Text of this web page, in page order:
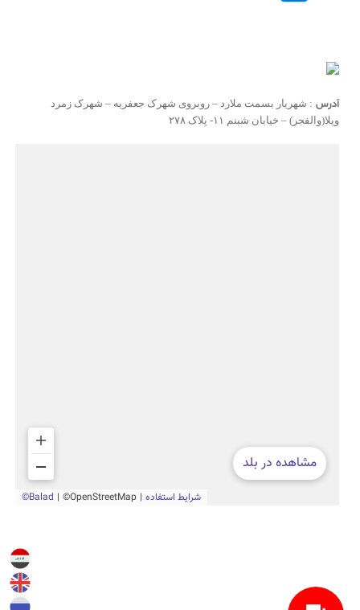
آدرس : شهریار بسمت ملارد – روبروی شهرک جعفریه – شهرک زمرد
ویلا(والفجر) – خیابان شبنم ۱۱- پلاک ۲۷۸